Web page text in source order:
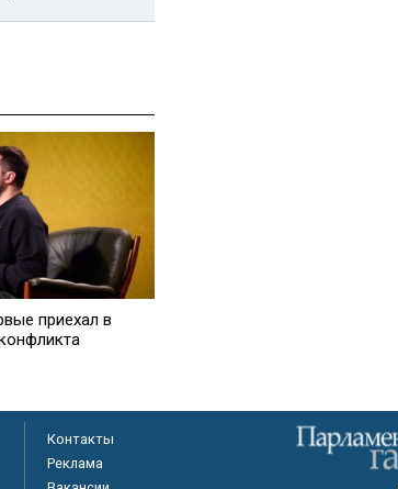
приехал в
Контакты
Реклама